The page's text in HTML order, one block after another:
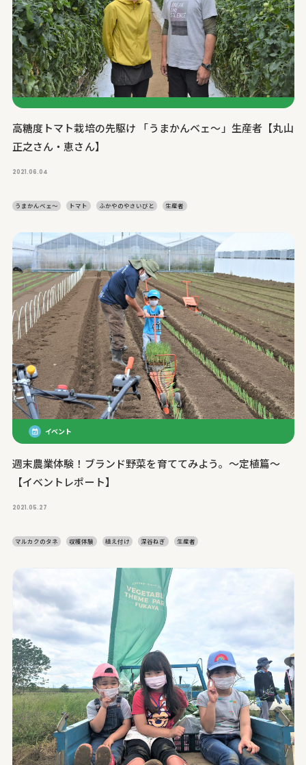
高糖度トマト栽培の先駆け 「うまかんベェ～」生産者【丸山
正之さん・恵さん】
2021.06.04
うまかんベェ～ トマト ふかやのやさいびと 生産者
イベント
週末農業体験！ブランド野菜を育ててみよう。～定植篇～
【イベントレポート】
2021.05.27
マルカクのタネ 収穫体験 植え付け 深谷ねぎ 生産者